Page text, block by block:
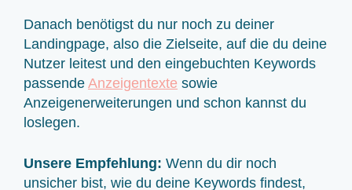
Danach benötigst du nur noch zu deiner
Landingpage, also die Zielseite, auf die du deine
Nutzer leitest und den eingebuchten Keywords
passende Anzeigentexte sowie
Anzeigenerweiterungen und schon kannst du
loslegen.
Unsere Empfehlung: Wenn du dir noch
unsicher bist, wie du deine Keywords findest,